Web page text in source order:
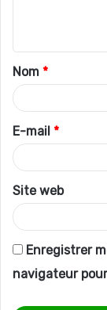
t
a
i
r
e
*
Nom *
E-mail *
Site web
Enregistrer
navigateur